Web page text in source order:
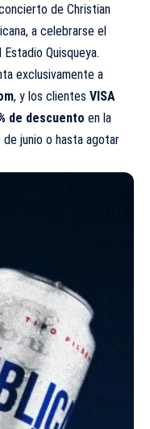
de Christian
a celebrarse el
Quisqueya.
exclusivamente a
, y los clientes VISA
de descuento en la
junio o hasta agotar